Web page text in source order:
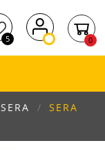
5 0
SERA
SERA